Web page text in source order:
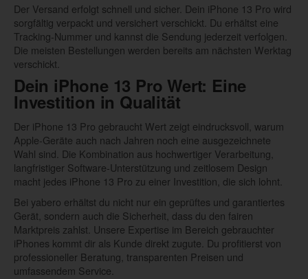
Der Versand erfolgt schnell und sicher. Dein iPhone 13 Pro wird
sorgfältig verpackt und versichert verschickt. Du erhältst eine
Tracking-Nummer und kannst die Sendung jederzeit verfolgen.
Die meisten Bestellungen werden bereits am nächsten Werktag
verschickt.
Dein iPhone 13 Pro Wert: Eine
Investition in Qualität
Der iPhone 13 Pro gebraucht Wert zeigt eindrucksvoll, warum
Apple-Geräte auch nach Jahren noch eine ausgezeichnete
Wahl sind. Die Kombination aus hochwertiger Verarbeitung,
langfristiger Software-Unterstützung und zeitlosem Design
macht jedes iPhone 13 Pro zu einer Investition, die sich lohnt.
Bei yabero erhältst du nicht nur ein geprüftes und garantiertes
Gerät, sondern auch die Sicherheit, dass du den fairen
Marktpreis zahlst. Unsere Expertise im Bereich gebrauchter
iPhones kommt dir als Kunde direkt zugute. Du profitierst von
professioneller Beratung, transparenten Preisen und
umfassendem Service.